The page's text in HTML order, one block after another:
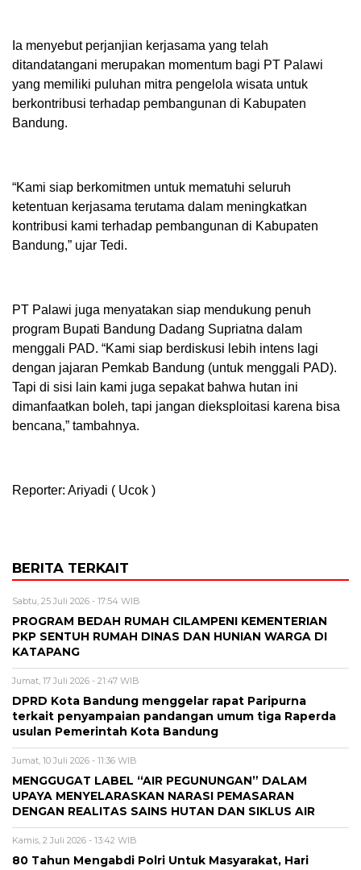
Ia menyebut perjanjian kerjasama yang telah
ditandatangani merupakan momentum bagi PT Palawi
yang memiliki puluhan mitra pengelola wisata untuk
berkontribusi terhadap pembangunan di Kabupaten
Bandung.
“Kami siap berkomitmen untuk mematuhi seluruh
ketentuan kerjasama terutama dalam meningkatkan
kontribusi kami terhadap pembangunan di Kabupaten
Bandung,” ujar Tedi.
PT Palawi juga menyatakan siap mendukung penuh
program Bupati Bandung Dadang Supriatna dalam
menggali PAD. “Kami siap berdiskusi lebih intens lagi
dengan jajaran Pemkab Bandung (untuk menggali PAD).
Tapi di sisi lain kami juga sepakat bahwa hutan ini
dimanfaatkan boleh, tapi jangan dieksploitasi karena bisa
bencana,” tambahnya.
Reporter: Ariyadi ( Ucok )
BERITA TERKAIT
Sabtu, 25 Juli 2026 - 17:54 WIB
PROGRAM BEDAH RUMAH CILAMPENI KEMENTERIAN
PKP SENTUH RUMAH DINAS DAN HUNIAN WARGA DI
KATAPANG
Jumat, 17 Juli 2026 - 21:47 WIB
DPRD Kota Bandung menggelar rapat Paripurna
terkait penyampaian pandangan umum tiga Raperda
usulan Pemerintah Kota Bandung
Jumat, 10 Juli 2026 - 11:36 WIB
MENGGUGAT LABEL “AIR PEGUNUNGAN” DALAM
UPAYA MENYELARASKAN NARASI PEMASARAN
DENGAN REALITAS SAINS HUTAN DAN SIKLUS AIR
Kamis, 2 Juli 2026 - 13:42 WIB
80 Tahun Mengabdi Polri Untuk Masyarakat, Hari